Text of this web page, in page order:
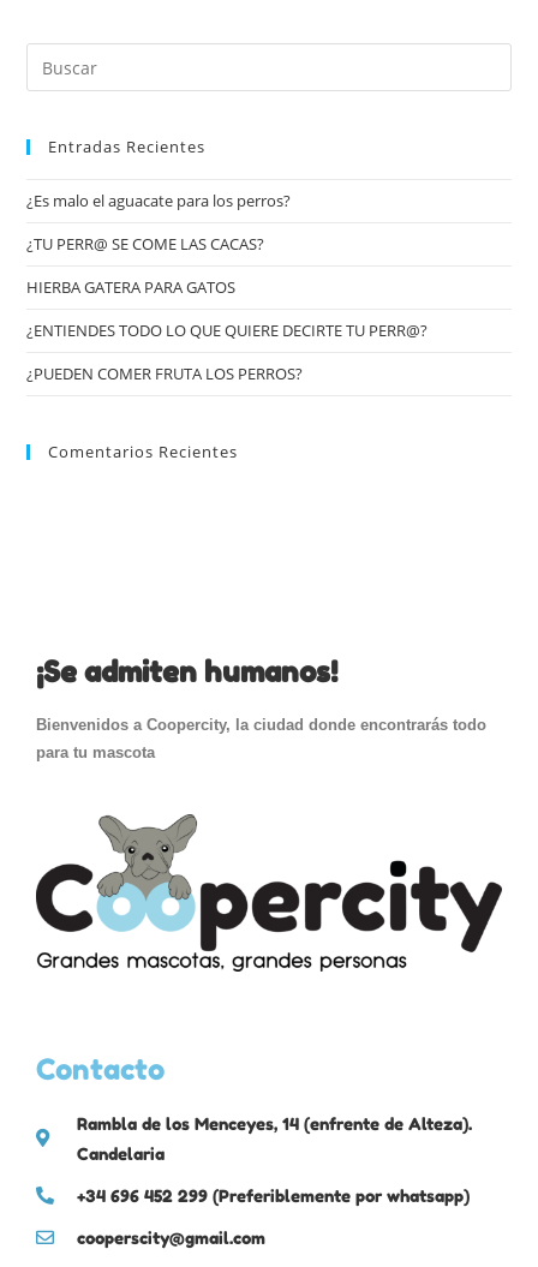
Entradas Recientes
¿Es malo el aguacate para los perros?
¿TU PERR@ SE COME LAS CACAS?
HIERBA GATERA PARA GATOS
¿ENTIENDES TODO LO QUE QUIERE DECIRTE TU PERR@?
¿PUEDEN COMER FRUTA LOS PERROS?
Comentarios Recientes
¡Se admiten humanos!
Bienvenidos a Coopercity, la ciudad donde encontrarás todo
para tu mascota
Contacto
Rambla de los Menceyes, 14 (enfrente de Alteza).
Candelaria
+34 696 452 299 (Preferiblemente por whatsapp)
cooperscity@gmail.com